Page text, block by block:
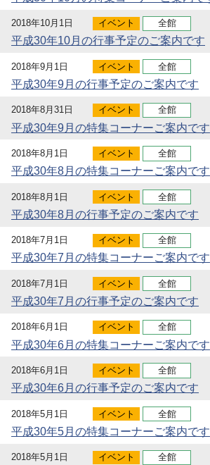
2018年10月1日 イベント 全館
平成30年10月の行事予定のご案内です
2018年9月1日 イベント 全館
平成30年9月の行事予定のご案内です
2018年8月31日 イベント 全館
平成30年9月の特集コーナーご案内です
2018年8月1日 イベント 全館
平成30年8月の特集コーナーご案内です
2018年8月1日 イベント 全館
平成30年8月の行事予定のご案内です
2018年7月1日 イベント 全館
平成30年7月の特集コーナーご案内です
2018年7月1日 イベント 全館
平成30年7月の行事予定のご案内です
2018年6月1日 イベント 全館
平成30年6月の特集コーナーご案内です
2018年6月1日 イベント 全館
平成30年6月の行事予定のご案内です
2018年5月1日 イベント 全館
平成30年5月の特集コーナーご案内です
2018年5月1日 イベント 全館